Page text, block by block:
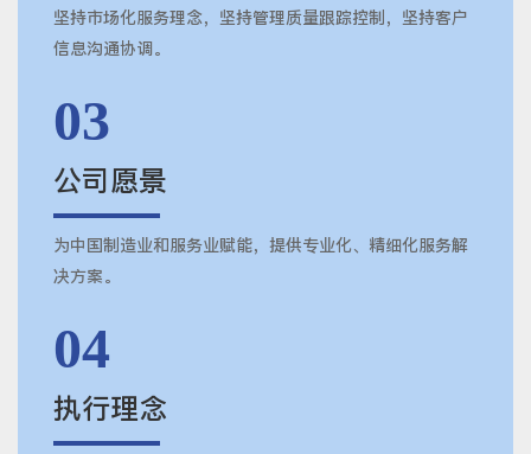
坚持市场化服务理念，坚持管理质量跟踪控制，坚持客户
信息沟通协调。
03
公司愿景
为中国制造业和服务业赋能，提供专业化、精细化服务解
决方案。
04
执行理念